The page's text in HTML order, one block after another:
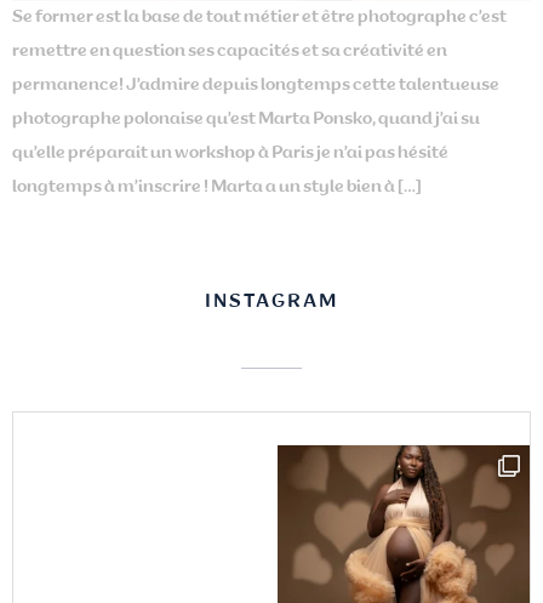
Se former est la base de tout métier et être photographe c’est
remettre en question ses capacités et sa créativité en
permanence! J’admire depuis longtemps cette talentueuse
photographe polonaise qu’est Marta Ponsko, quand j’ai su
qu’elle préparait un workshop à Paris je n’ai pas hésité
longtemps à m’inscrire ! Marta a un style bien à […]
INSTAGRAM